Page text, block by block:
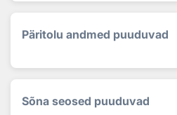
Päritolu andmed puuduvad
Sõna seosed puuduvad